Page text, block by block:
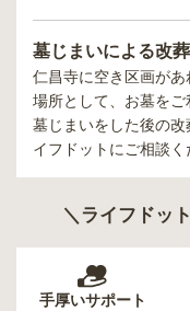
墓じまいによる改
仁昌寺に空き区画が
場所として、お墓をご
墓じまいをした後の
イフドットにご相談く
＼ライフドッ
手厚いサポート